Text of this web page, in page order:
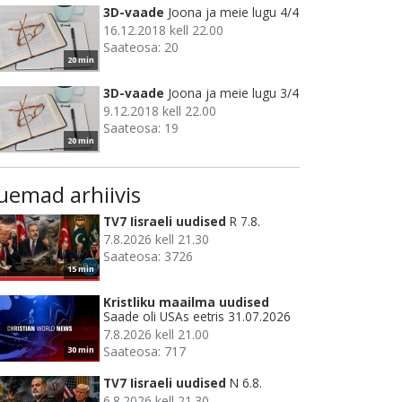
20 min
3D-vaade Joona ja meie lugu 4/4
16.12.2018 kell 22.00
Saateosa: 20
20 min
3D-vaade Joona ja meie lugu 3/4
9.12.2018 kell 22.00
Saateosa: 19
arhiivis
15 min
TV7 Iisraeli uudised R 7.8.
7.8.2026 kell 21.30
Saateosa: 3726
30 min
Kristliku maailma uudised
Saade oli USAs eetris 31.07.2026
7.8.2026 kell 21.00
Saateosa: 717
TV7 Iisraeli uudised N 6.8.